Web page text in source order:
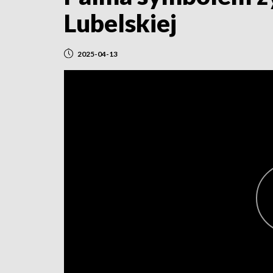
Lubelskiej
2025-04-13